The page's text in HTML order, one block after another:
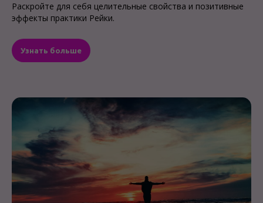
Раскройте для себя целительные свойства и позитивные
эффекты практики Рейки.
Узнать больше